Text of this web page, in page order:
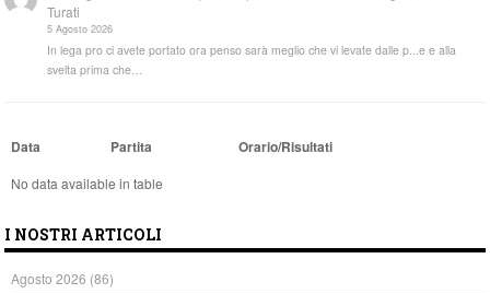
Turati
5 Agosto 2026
In lega pro ci avete portato ora penso sarà meglio che vi levate dalle p...e e alla
svelta prima che…
Data Partita Orario/Risultati
No data available in table
I NOSTRI ARTICOLI
Agosto 2026 (86)